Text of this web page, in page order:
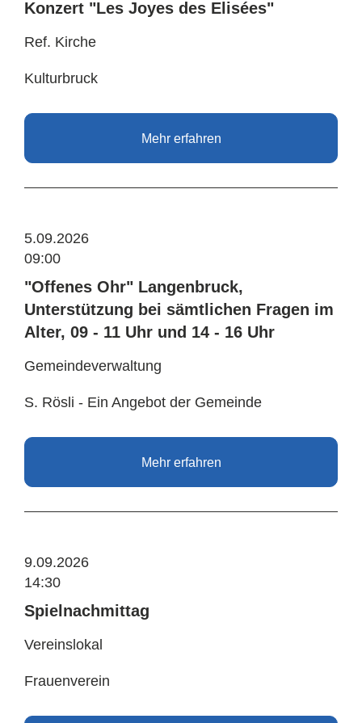
Konzert "Les Joyes des Elisées"
Ref. Kirche
Kulturbruck
Mehr erfahren
5.09.2026
09:00
"Offenes Ohr" Langenbruck,
Unterstützung bei sämtlichen Fragen im
Alter, 09 - 11 Uhr und 14 - 16 Uhr
Gemeindeverwaltung
S. Rösli - Ein Angebot der Gemeinde
Mehr erfahren
9.09.2026
14:30
Spielnachmittag
Vereinslokal
Frauenverein